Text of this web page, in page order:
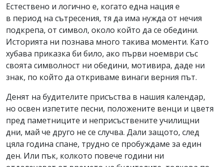
Естествено и логично е, когато една нация е
в период на сътресения, тя да има нужда от нечия
подкрепа, от символ, около който да се обедини.
Историята ни познава много такива моменти. Като
хубава приказка би било, ако първи ноември със
своята символност ни обедини, мотивира, даде ни
знак, по който да откриваме винаги верния път.
Денят на будителите присъства в нашия календар,
но освен изпетите песни, положените венци и цветя
пред паметниците и неприсъствените училищни
дни, май че друго не се случва. Дали защото, след
цяла година спане, трудно се пробуждаме за един
ден. Или пък, колкото повече години ни